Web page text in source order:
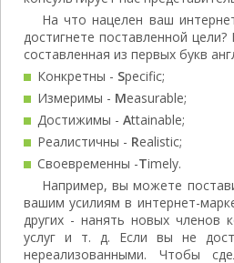
На что нацелен ваш
достигнете поставленной
составленная из первых букв
Конкретны - Specific;
Измеримы - Measurable;
Достижимы - Attainable;
Реалистичны - Realistic;
Своевременны -Timely.
Например, вы можете
вашим усилиям в интернет-
других - нанять новых членов
услуг и т. д. Если вы не
нереализованными. Чтобы